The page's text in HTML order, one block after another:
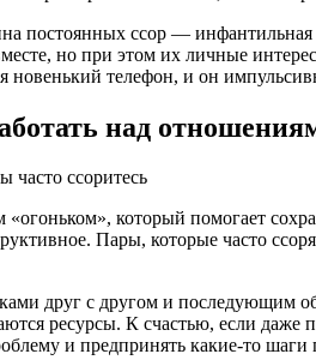
постоянных ссор — инфантильная
но при этом их личные
новенький телефон, и он
над
«огоньком», который помогает
Пары, которые часто
друг с другом и последующим
ресурсы. К счастью, если
и предпринять какие-то